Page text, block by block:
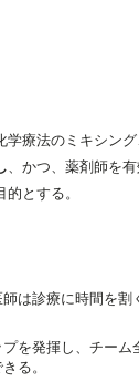
学療法のミキシン
、かつ、薬剤師を
とする。
は診療に時間を割
を発揮し、チーム
る。